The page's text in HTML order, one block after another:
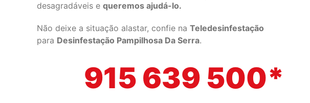
desagradáveis e queremos ajudá-lo.
Não deixe a situação alastar, confie na Teledesinfestação
para Desinfestação Pampilhosa Da Serra.
915 639 500*